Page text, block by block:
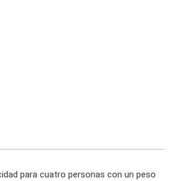
para cuatro personas con un peso